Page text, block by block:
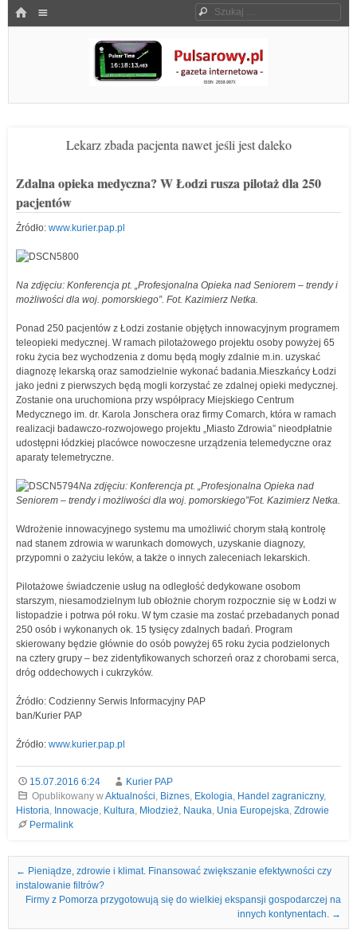
HOME Szukaj
Pulsarowy.pl
Lekarz zbada pacjenta nawet jeśli jest daleko
Zdalna opieka medyczna? W Łodzi rusza pilotaż dla 250
pacjentów
Źródło: www.kurier.pap.pl
Na zdjęciu: Konferencja pt. „Profesjonalna Opieka nad Seniorem – trendy i
możliwości dla woj. pomorskiego”. Fot. Kazimierz Netka.
Ponad 250 pacjentów z Łodzi zostanie objętych innowacyjnym programem
teleopieki medycznej. W ramach pilotażowego projektu osoby powyżej 65
roku życia bez wychodzenia z domu będą mogły zdalnie m.in. uzyskać
diagnozę lekarską oraz samodzielnie wykonać badania.Mieszkańcy Łodzi
jako jedni z pierwszych będą mogli korzystać ze zdalnej opieki medycznej.
Zostanie ona uruchomiona przy współpracy Miejskiego Centrum
Medycznego im. dr. Karola Jonschera oraz firmy Comarch, która w ramach
realizacji badawczo-rozwojowego projektu „Miasto Zdrowia” nieodpłatnie
udostępni łódzkiej placówce nowoczesne urządzenia telemedyczne oraz
aparaty telemetryczne.
Na zdjęciu: Konferencja pt. „Profesjonalna Opieka nad
Seniorem – trendy i możliwości dla woj. pomorskiego”Fot. Kazimierz Netka.
Wdrożenie innowacyjnego systemu ma umożliwić chorym stałą kontrolę
nad stanem zdrowia w warunkach domowych, uzyskanie diagnozy,
przypomni o zażyciu leków, a także o innych zaleceniach lekarskich.
Pilotażowe świadczenie usług na odległość dedykowane osobom
starszym, niesamodzielnym lub obłożnie chorym rozpocznie się w Łodzi w
listopadzie i potrwa pół roku. W tym czasie ma zostać przebadanych ponad
250 osób i wykonanych ok. 15 tysięcy zdalnych badań. Program
skierowany będzie głównie do osób powyżej 65 roku życia podzielonych
na cztery grupy – bez zidentyfikowanych schorzeń oraz z chorobami serca,
dróg oddechowych i cukrzyków.
Źródło: Codzienny Serwis Informacyjny PAP
ban/Kurier PAP
Źródło: www.kurier.pap.pl
15.07.2016 6:24
Kurier PAP
Opublikowany wAktualności, Biznes, Ekologia, Handel zagraniczny,
Historia, Innowacje, Kultura, Młodzież, Nauka, Unia Europejska, Zdrowie
Permalink
Nawigacja we wpisach
← Pieniądze, zdrowie i klimat. Finansować zwiększanie efektywności czy
instalowanie filtrów?
Firmy z Pomorza przygotowują się do wielkiej ekspansji gospodarczej na
innych kontynentach. →